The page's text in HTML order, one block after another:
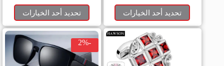
تحديد أحد الخيارات
تحديد أحد الخيارات
-2%